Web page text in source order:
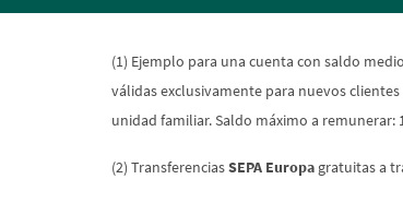
(1) Ejemplo para una cuenta con saldo
válidas exclusivamente para nuevos
unidad familiar. Saldo máximo a remunerar:
(2) TransferenciasSEPA Europa gratuitas a